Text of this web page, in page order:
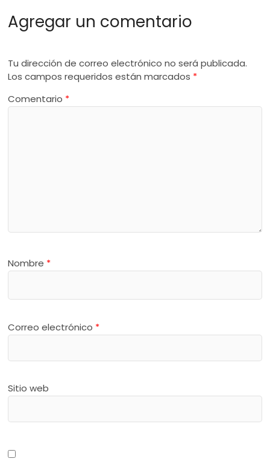
Agregar un comentario
Tu dirección de correo electrónico no será publicada.
Los campos requeridos están marcados *
Comentario *
Nombre *
Correo electrónico *
Sitio web